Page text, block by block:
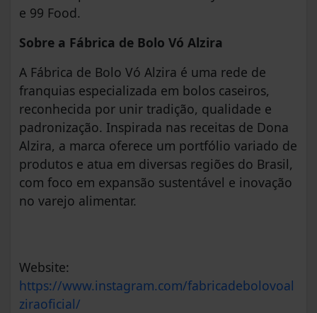
e 99 Food.
Sobre a Fábrica de Bolo Vó Alzira
A Fábrica de Bolo Vó Alzira é uma rede de
franquias especializada em bolos caseiros,
reconhecida por unir tradição, qualidade e
padronização. Inspirada nas receitas de Dona
Alzira, a marca oferece um portfólio variado de
produtos e atua em diversas regiões do Brasil,
com foco em expansão sustentável e inovação
no varejo alimentar.
Website:
https://www.instagram.com/fabricadebolovoal
ziraoficial/